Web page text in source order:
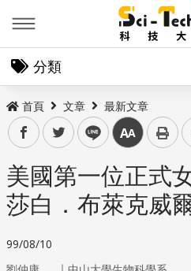
分類
首頁 文章 最新文章
facebooktwitter line 中
美國第一位正式
莎白．布萊克威
99/08/10